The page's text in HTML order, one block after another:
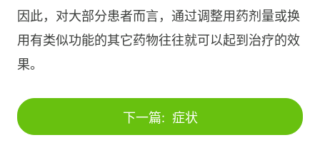
因此，对大部分患者而言，通过调整用药剂量或换
用有类似功能的其它药物往往就可以起到治疗的效
果。
下一篇: 症状